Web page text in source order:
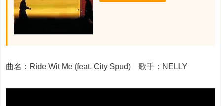
曲名：Ride Wit Me (feat. City Spud) 歌手：NELLY